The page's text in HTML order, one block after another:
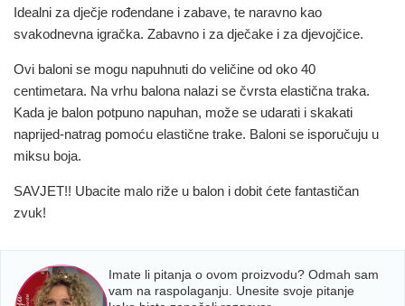
Idealni za dječje rođendane i zabave, te naravno kao
svakodnevna igračka. Zabavno i za dječake i za djevojčice.
Ovi baloni se mogu napuhnuti do veličine od oko 40
centimetara. Na vrhu balona nalazi se čvrsta elastična traka.
Kada je balon potpuno napuhan, može se udarati i skakati
naprijed-natrag pomoću elastične trake. Baloni se isporučuju u
miksu boja.
SAVJET!! Ubacite malo riže u balon i dobit ćete fantastičan
zvuk!
Imate li pitanja o ovom proizvodu? Odmah sam
vam na raspolaganju. Unesite svoje pitanje